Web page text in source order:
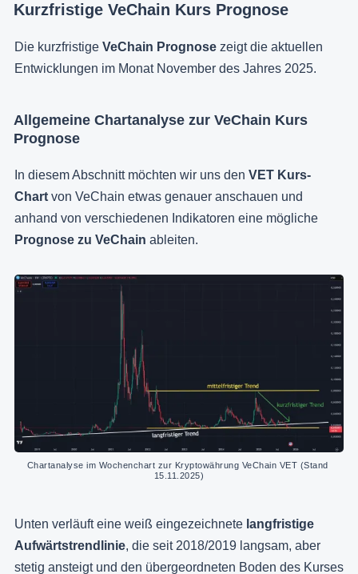
Kurzfristige VeChain Kurs Prognose
Die kurzfristige VeChain Prognose zeigt die aktuellen
Entwicklungen im Monat November des Jahres 2025.
Allgemeine Chartanalyse zur VeChain Kurs
Prognose
In diesem Abschnitt möchten wir uns den VET Kurs-
Chart von VeChain etwas genauer anschauen und
anhand von verschiedenen Indikatoren eine mögliche
Prognose zu VeChain ableiten.
Chartanalyse im Wochenchart zur Kryptowährung VeChain VET (Stand
15.11.2025)
Unten verläuft eine weiß eingezeichnete langfristige
Aufwärtstrendlinie, die seit 2018/2019 langsam, aber
stetig ansteigt und den übergeordneten Boden des Kurses